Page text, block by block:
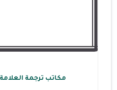
مكاتب ترجمة